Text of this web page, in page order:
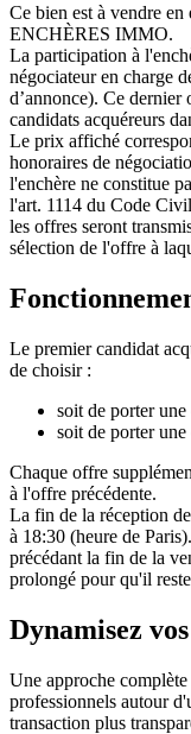
Ce bien est à vendre
ENCHÈRES IMMO.
La participation à
négociateur en charge
d’annonce). Ce dernier
candidats acquéreurs
Le prix affiché
honoraires de
l'enchère ne constitue
l'art. 1114 du Code
les offres seront
sélection de l'offre à
Le premier candidat
de choisir :
soit de porter
soit de porter une
Chaque offre
à l'offre précédente.
La fin de la réception
à 18:30 (heure de
précédant la fin de la
prolongé pour qu'il
Dynamisez vos
Une approche
professionnels autour
transaction plus